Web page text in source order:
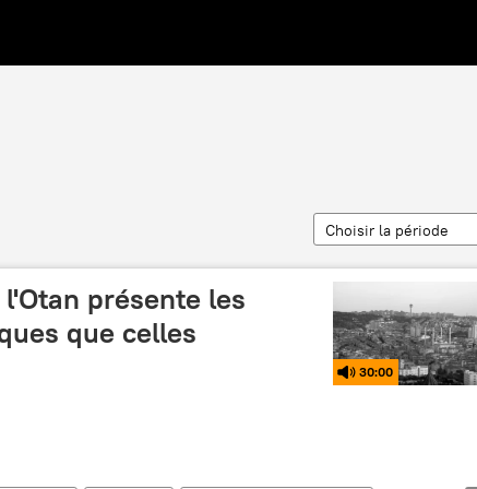
Choisir la période
présente les
que celles
30:00